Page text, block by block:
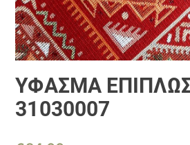
ΎΦΑΣΜΑ
31030007